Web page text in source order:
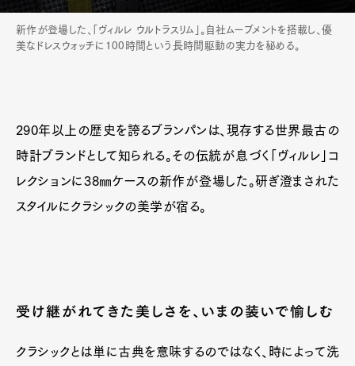
新作が登場した、「ヴィルレ ウルトラスリム」。自社ムーブメントを搭載し、優
美なドレスウォッチに100時間という長時間駆動の実力を秘める。
290年以上の歴史を誇るブランパンは、現存する世界最古の
時計ブランドとして知られる。その伝統が息づく「ヴィルレ」コ
レクションに38㎜ケースの新作が登場した。研ぎ澄まされた
スタイルにクラシックの美学が宿る。
受け継がれてきた美しさを、いまの装いで愉しむ
クラシックとは単に古典を意味するのではなく、時によって洗